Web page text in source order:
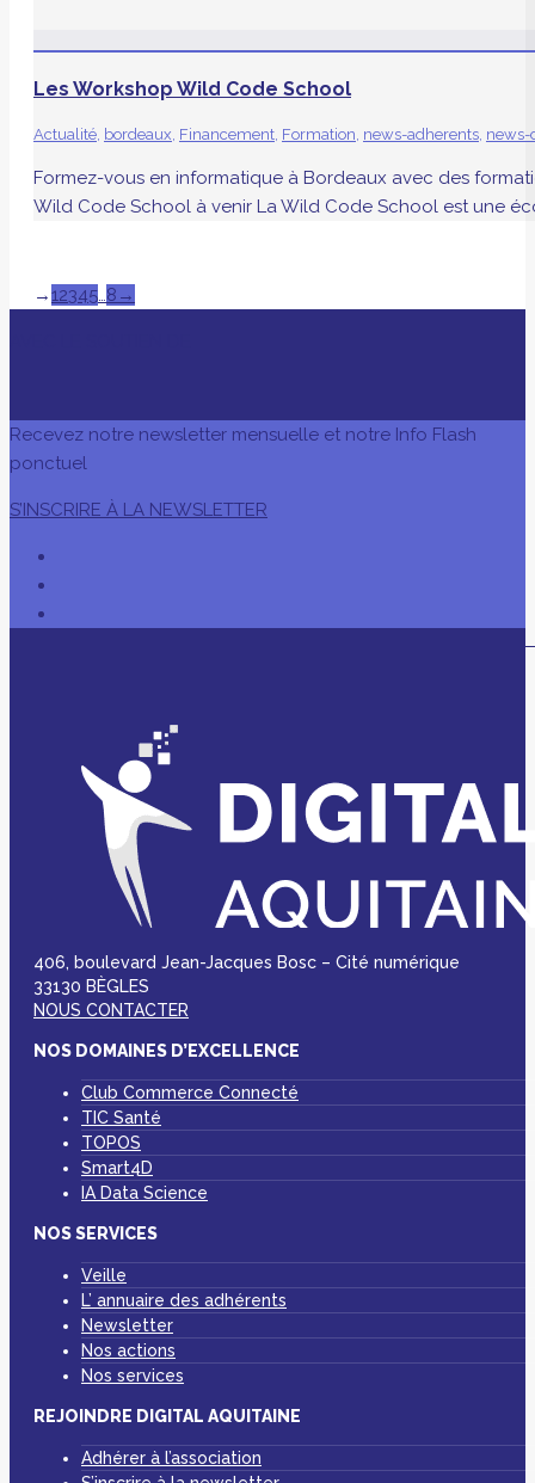
Les Workshop Wild Code School
Actualité bordeaux Financement Formation news-adherents news-
Formez-vous en informatique à Bordeaux avec des
Wild Code School à venir La Wild Code School est une
→12345…8 →
Recevez notre newsletter mensuelle et notre Info Flash
ponctuel
S’INSCRIRE À LA NEWSLETTER
406, boulevard Jean-Jacques Bosc – Cité numérique
33130 BÈGLES
NOUS CONTACTER
NOS DOMAINES D’EXCELLENCE
Club Commerce Connecté
TIC Santé
TOPOS
Smart4D
IA Data Science
NOS SERVICES
Veille
L’ annuaire des adhérents
Newsletter
Nos actions
Nos services
REJOINDRE DIGITAL AQUITAINE
Adhérer à l’association